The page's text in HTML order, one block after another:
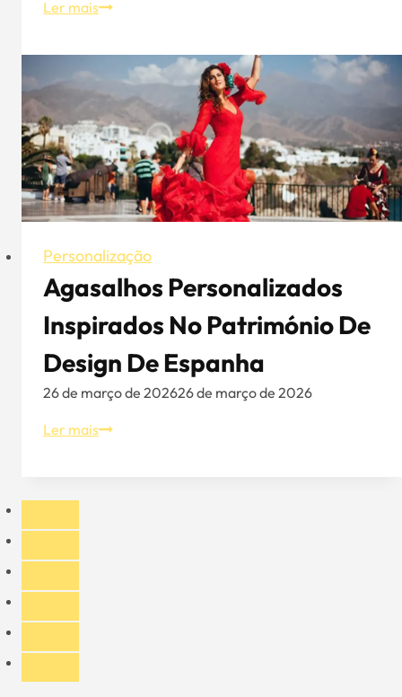
Ler maisO
discurso
sobre
os
méritos
e
deméritos
dos
tecidos
-
Personalização
Agasalhos Personalizados
Inspirados No Património De
Design De Espanha
26 de março de 202626 de março de 2026
Ler maisAgasalhos